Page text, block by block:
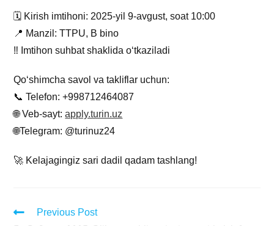
🗓 Kirish imtihoni: 2025-yil 9-avgust, soat 10:00
📍 Manzil: TTPU, B bino
‼️ Imtihon suhbat shaklida o‘tkaziladi
Qo‘shimcha savol va takliflar uchun:
📞 Telefon: +998712464087
🌐 Veb-sayt:apply.turin.uz
🌐Telegram: @turinuz24
🚀 Kelajagingiz sari dadil qadam tashlang!
Previous Post